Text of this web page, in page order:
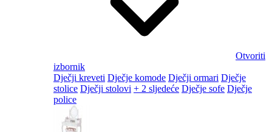
Otvoriti
izbornik
Dječji kreveti Dječje komode Dječji ormari Dječje
stolice Dječji stolovi + 2 sljedeće Dječje sofe Dječje
police